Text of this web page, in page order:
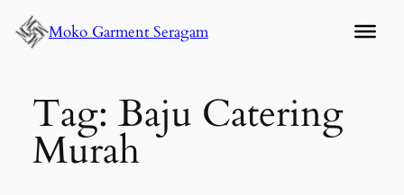
Lewati
ke
Moko Garment Seragam
Tag: Baju Catering
Murah